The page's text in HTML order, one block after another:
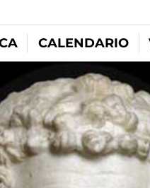
CALENDARIO